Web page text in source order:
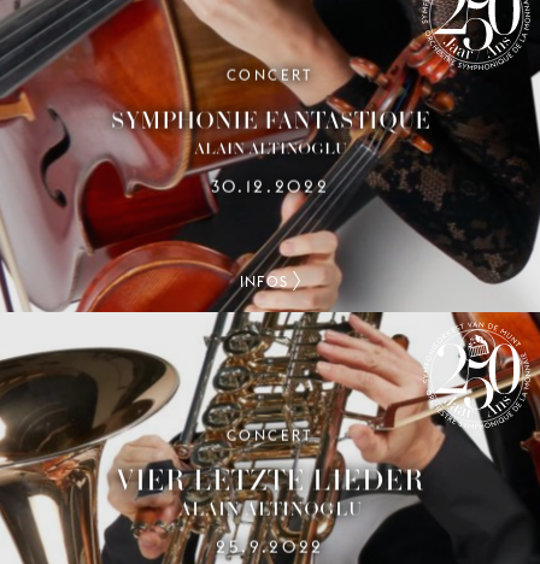
250 ANS DE L’ORCHESTRE
SYMPHONIQUE DE LA MONNAIE
CONCERT
SYMPHONIE FANTASTIQUE
ALAIN ALTINOGLU
30.12.2022
INFOS
250 ANS DE L’ORCHESTRE
SYMPHONIQUE DE LA MONNAIE
CONCERT
VIER LETZTE LIEDER
ALAIN ALTINOGLU
25.9.2022